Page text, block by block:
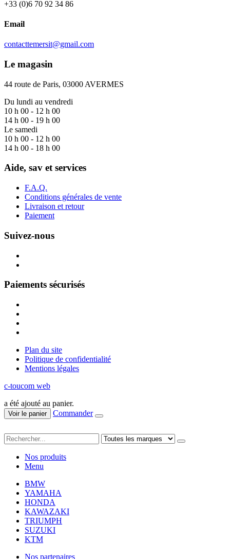
+33 (0)6 70 92 34 86
Email
contacttemersit@gmail.com
Le magasin
44 route de Paris, 03000 AVERMES
Du lundi au vendredi
10 h 00 - 12 h 00
14 h 00 - 19 h 00
Le samedi
10 h 00 - 12 h 00
14 h 00 - 18 h 00
Aide, sav et services
F.A.Q.
Conditions générales de vente
Livraison et retour
Paiement
Suivez-nous
Paiements sécurisés
Plan du site
Politique de confidentialité
Mentions légales
c-toucom web
a été ajouté au panier.
Voir le panier Commander
Nos produits
Menu
BMW
YAMAHA
HONDA
KAWAZAKI
TRIUMPH
SUZUKI
KTM
Nos partenaires